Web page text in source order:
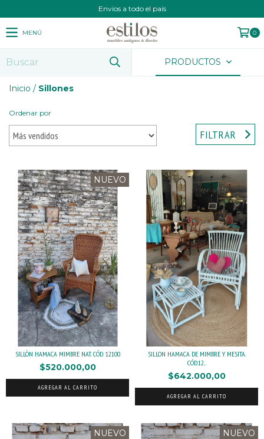
Envíos a todo el país
MENÚ 0
PRODUCTOS
Inicio / Sillones
Ordenar por
FILTRAR
NUEVO
SILLÒN HAMACA MIMBRE NAT. CÓD. 12100
$520.000,00
AGREGAR AL CARRITO
SILLON HAMACA DE MIMBRE Y MESITA.
CÓD.12...
$642.000,00
AGREGAR AL CARRITO
NUEVO NUEVO